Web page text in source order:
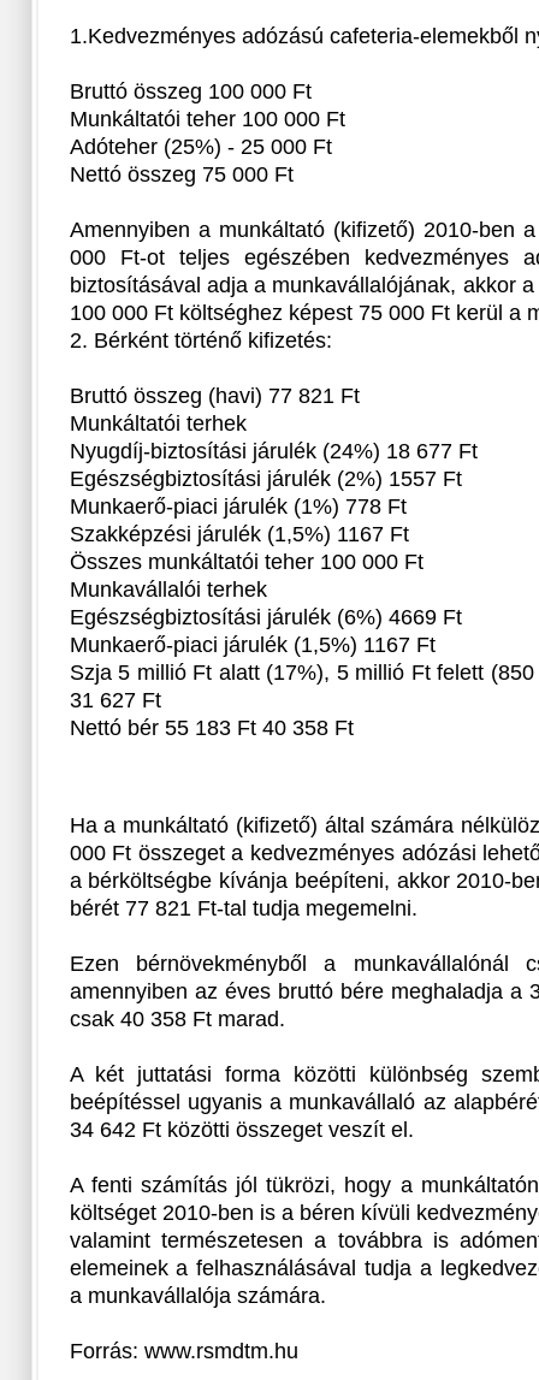
1.Kedvezményes adózású cafeteria-elemekből
Bruttó összeg 100 000 Ft
Munkáltatói teher 100 000 Ft
Adóteher (25%) - 25 000 Ft
Nettó összeg 75 000 Ft
Amennyiben a munkáltató (kifizető) 2010-ben
000 Ft-ot teljes egészében kedvezményes
biztosításával adja a munkavállalójának, akkor
100 000 Ft költséghez képest 75 000 Ft kerül a
2. Bérként történő kifizetés:
Bruttó összeg (havi) 77 821 Ft
Munkáltatói terhek
Nyugdíj-biztosítási járulék (24%) 18 677 Ft
Egészségbiztosítási járulék (2%) 1557 Ft
Munkaerő-piaci járulék (1%) 778 Ft
Szakképzési járulék (1,5%) 1167 Ft
Összes munkáltatói teher 100 000 Ft
Munkavállalói terhek
Egészségbiztosítási járulék (6%) 4669 Ft
Munkaerő-piaci járulék (1,5%) 1167 Ft
Szja 5 millió Ft alatt (17%), 5 millió Ft felett
31 627 Ft
Nettó bér 55 183 Ft 40 358 Ft
Ha a munkáltató (kifizető) által számára
000 Ft összeget a kedvezményes adózási
a bérköltségbe kívánja beépíteni, akkor 2010-
bérét 77 821 Ft-tal tudja megemelni.
Ezen bérnövekményből a
amennyiben az éves bruttó bére meghaladja a
csak 40 358 Ft marad.
A két juttatási forma közötti különbség
beépítéssel ugyanis a munkavállaló az
34 642 Ft közötti összeget veszít el.
A fenti számítás jól tükrözi, hogy a
költséget 2010-ben is a béren kívüli
valamint természetesen a továbbra is
elemeinek a felhasználásával tudja a
a munkavállalója számára.
Forrás: www.rsmdtm.hu